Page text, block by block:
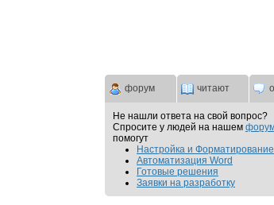
форум читают
Не нашли ответа на свой вопрос?
Спросите у людей на нашем
помогут
Настройка и Форматирование
Автоматизация Word
Готовые решения
Заявки на разработку